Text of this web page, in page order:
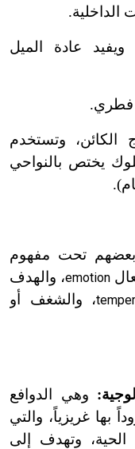
الداخلية.
ويفيد عادة الميل
فطري.
الكائن، وتستخدم
يختص بالنواحي
بعضهم تحت مفهوم
emotion، والهدف
، والشغف أو
وهي الدوافع
بها غريزياً، والتي
الحية، وتهدف إلى